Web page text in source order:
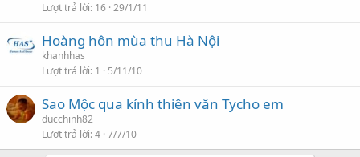
Lượt trả lời 16 29/1/11
Hoàng hôn mùa thu Hà Nội
khanhhas
Lượt trả lời 1 5/11/10
Sao Mộc qua kính thiên văn Tycho em
ducchinh82
Lượt trả lời 4 7/7/10